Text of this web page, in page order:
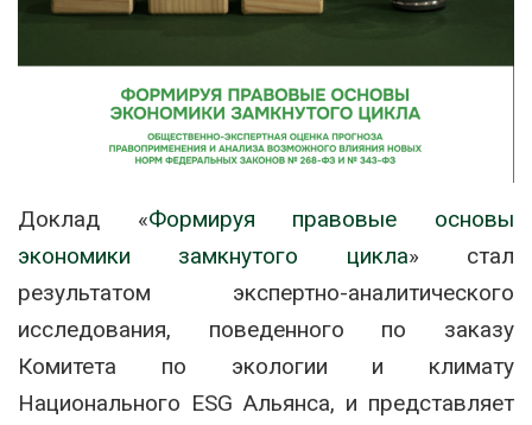
Доклад «Формируя правовые основы
экономики замкнутого цикла» стал
результатом экспертно-аналитического
исследования, поведенного по заказу
Комитета по экологии и климату
Национального ESG Альянса, и представляет